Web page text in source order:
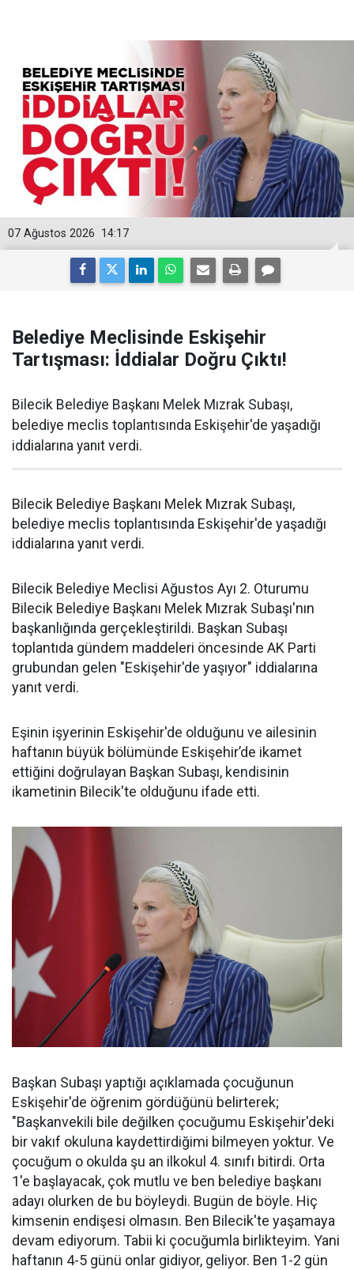
14:17
07 Ağustos 2026
Belediye Meclisinde Eskişehir
Tartışması: İddialar Doğru Çıktı!
Bilecik Belediye Başkanı Melek Mızrak Subaşı,
belediye meclis toplantısında Eskişehir'de yaşadığı
iddialarına yanıt verdi.
Bilecik Belediye Başkanı Melek Mızrak Subaşı,
belediye meclis toplantısında Eskişehir'de yaşadığı
iddialarına yanıt verdi.
Bilecik Belediye Meclisi Ağustos Ayı 2. Oturumu
Bilecik Belediye Başkanı Melek Mızrak Subaşı'nın
başkanlığında gerçekleştirildi. Başkan Subaşı
toplantıda gündem maddeleri öncesinde AK Parti
grubundan gelen "Eskişehir'de yaşıyor" iddialarına
yanıt verdi.
Eşinin işyerinin Eskişehir'de olduğunu ve ailesinin
haftanın büyük bölümünde Eskişehir’de ikamet
ettiğini doğrulayan Başkan Subaşı, kendisinin
ikametinin Bilecik'te olduğunu ifade etti.
Başkan Subaşı yaptığı açıklamada çocuğunun
Eskişehir'de öğrenim gördüğünü belirterek;
"Başkanvekili bile değilken çocuğumu Eskişehir'deki
bir vakıf okuluna kaydettirdiğimi bilmeyen yoktur. Ve
çocuğum o okulda şu an ilkokul 4. sınıfı bitirdi. Orta
1'e başlayacak, çok mutlu ve ben belediye başkanı
adayı olurken de bu böyleydi. Bugün de böyle. Hiç
kimsenin endişesi olmasın. Ben Bilecik'te yaşamaya
devam ediyorum. Tabii ki çocuğumla birlikteyim. Yani
haftanın 4-5 günü onlar gidiyor, geliyor. Ben 1-2 gün